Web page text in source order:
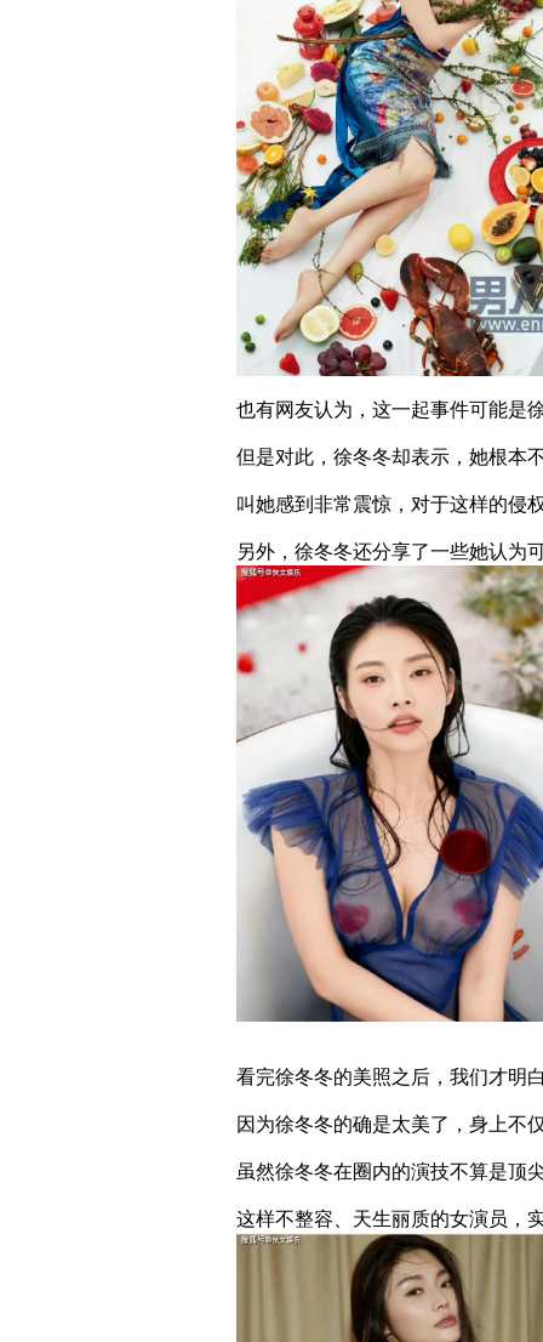
也有网友认为，这一起事件可能是
但是对此，徐冬冬却表示，她根本
叫她感到非常震惊，对于这样的侵
另外，徐冬冬还分享了一些她认为
看完徐冬冬的美照之后，我们才明
因为徐冬冬的确是太美了，身上不
虽然徐冬冬在圈内的演技不算是顶
这样不整容、天生丽质的女演员，